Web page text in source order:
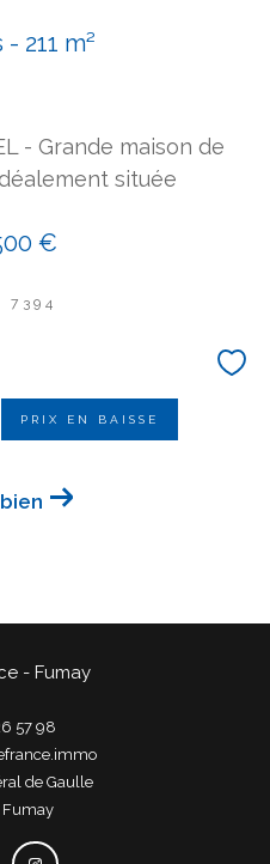
211 m²
- Grande maison de
située
€
7394
PRIX EN BAISSE
- Fumay
57 98
de Gaulle
fumay
COEUR